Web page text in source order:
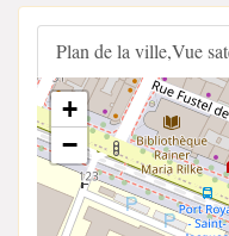
Plan de la ville,Vue
+
−